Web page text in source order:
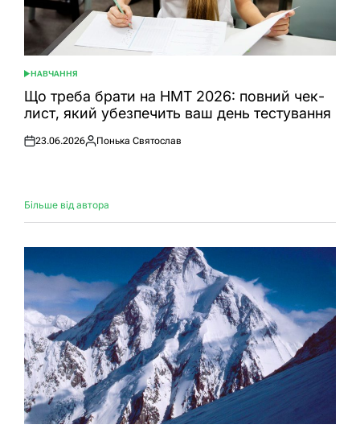
ОПУБЛІКУВАТИ
У
НАВЧАННЯ
Що треба брати на НМТ 2026: повний чек-
лист, який убезпечить ваш день тестування
Оприлюднено
23.06.2026
Опубліковано
Понька Святослав
Більше від автора